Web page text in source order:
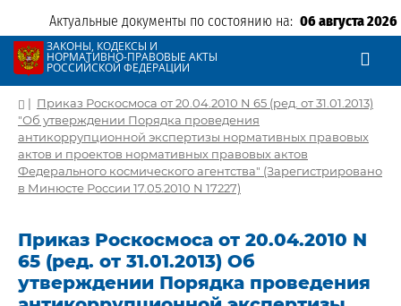
Актуальные документы по состоянию на: 06 августа 2026
ЗАКОНЫ, КОДЕКСЫ И
НОРМАТИВНО-ПРАВОВЫЕ АКТЫ
РОССИЙСКОЙ ФЕДЕРАЦИИ
| Приказ Роскосмоса от 20.04.2010 N 65 (ред. от 31.01.2013)
"Об утверждении Порядка проведения
антикоррупционной экспертизы нормативных правовых
актов и проектов нормативных правовых актов
Федерального космического агентства" (Зарегистрировано
в Минюсте России 17.05.2010 N 17227)
Приказ Роскосмоса от 20.04.2010 N
65 (ред. от 31.01.2013) Об
утверждении Порядка проведения